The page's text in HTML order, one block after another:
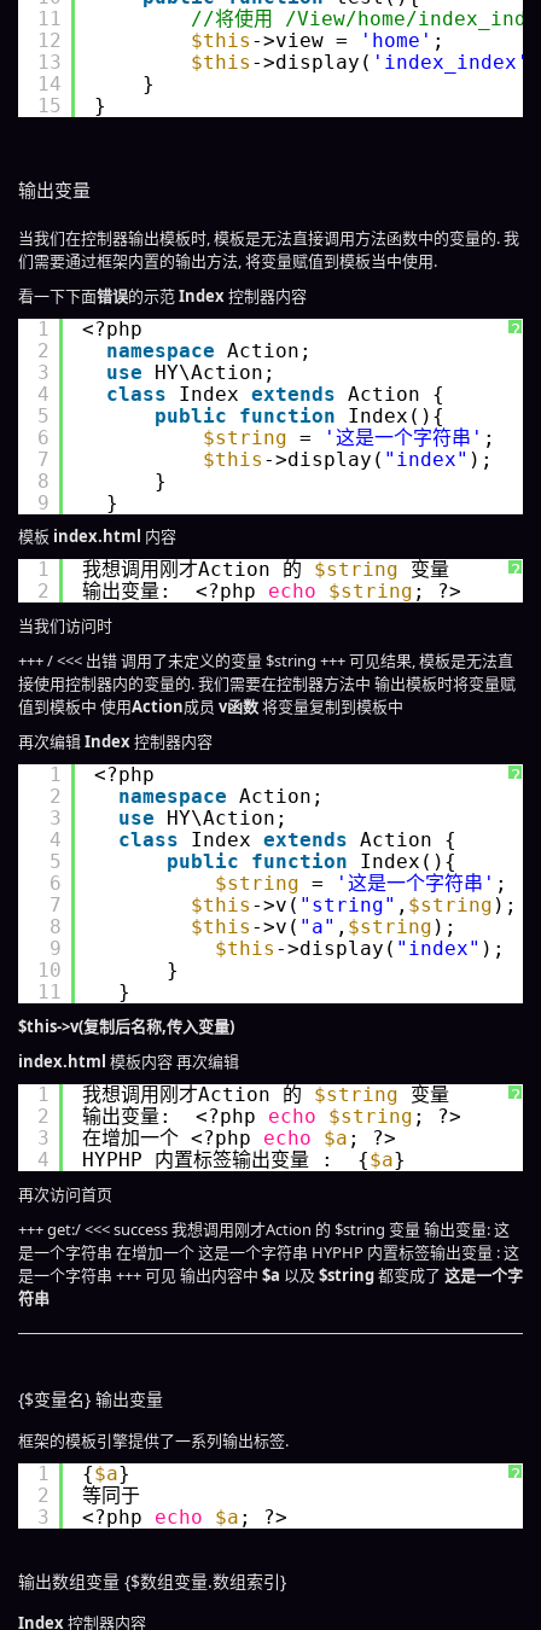
11
12
13
14
15
//将使用 /View/home/
$this ->view = 'home' ;
$this ->display( 'index_index'
}
}
输出变量
当我们在控制器输出模板时, 模板是无法直接调用方法函数中的变量的. 我
们需要通过框架内置的输出方法, 将变量赋值到模板当中使用.
看一下下面错误的示范Index 控制器内容
?
1
2
3
4
5
6
7
8
9
<?php
namespace Action;
use
HY\Action;
class
Index extends Action {
public
function
Index(){
$string = '这是一个字符串' ;
$this ->display( "index" );
}
}
模板 index.html 内容
?
1
2
我想调用刚才Action 的 $string
变量
输出变量:  <?php echo $string ; ?>
当我们访问时
+++ / <<< 出错 调用了未定义的变量 $string +++ 可见结果, 模板是无法直
接使用控制器内的变量的. 我们需要在控制器方法中 输出模板时将变量赋
值到模板中 使用Action成员 v函数将变量复制到模板中
再次编辑Index控制器内容
?
1
2
3
4
5
6
7
8
9
10
11
<?php
namespace Action;
use
HY\Action;
class
Index extends Action {
public
function
Index(){
$string = '这是一个字符串' ;
$this ->v( "string" , $string );
$this ->v( "a" , $string );
$this ->display( "index" );
}
}
$this->v(复制后名称,传入变量)
index.html 模板内容 再次编辑
?
1
2
3
4
我想调用刚才Action 的 $string
变量
输出变量:  <?php echo $string ; ?>
在增加一个 <?php echo $a ; ?>
HYPHP 内置标签输出变量 :  {$a}
再次访问首页
+++ get:/ <<< success 我想调用刚才Action 的 $string 变量 输出变量: 这
是一个字符串 在增加一个 这是一个字符串 HYPHP 内置标签输出变量 : 这
是一个字符串 +++ 可见 输出内容中 $a 以及 $string都变成了 这是一个字
符串
{$变量名} 输出变量
框架的模板引擎提供了一系列输出标签.
?
1
2
3
{$a}
等同于
<?php echo $a ; ?>
输出数组变量 {$数组变量.数组索引}
Index 控制器内容